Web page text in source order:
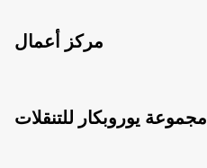
مركز أعمال
مجموعة يوروبكار للتنقلات